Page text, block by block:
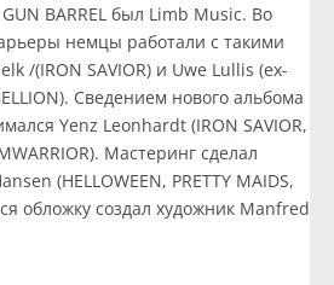
BARREL был Limb Music. Во
немцы работали с такими
/(IRON SAVIOR) и Uwe Lullis (ex-
Сведением нового альбома
Yenz Leonhardt (IRON SAVIOR,
Мастеринг сделал
(HELLOWEEN, PRETTY MAIDS,
обложку создал художник Manfred